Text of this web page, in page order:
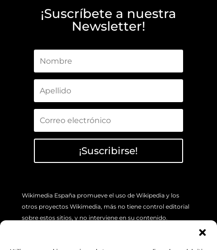
¡Suscríbete a nuestra
Newsletter!
¡Suscribirse!
Wikimedia España promueve el uso de Wikipedia y los
otros proyectos Wikimedia, más no tiene control editorial
sobre estos sitios, y no interviene en su contenido.